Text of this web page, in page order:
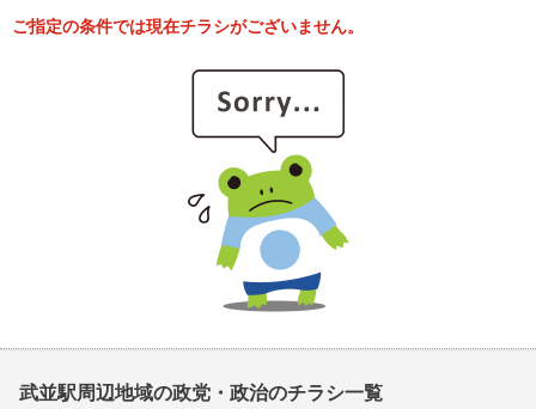
ご指定の条件では現在チラシがございません。
武並駅周辺地域の政党・政治のチラシ一覧